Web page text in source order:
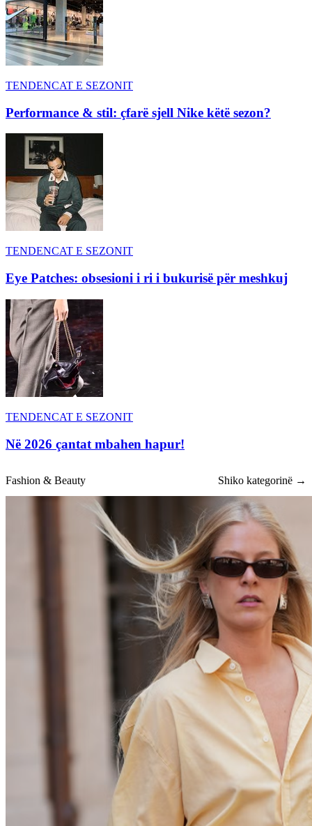
TENDENCAT E SEZONIT
Performance & stil: çfarë sjell Nike këtë sezon?
TENDENCAT E SEZONIT
Eye Patches: obsesioni i ri i bukurisë për meshkuj
TENDENCAT E SEZONIT
Në 2026 çantat mbahen hapur!
Fashion & Beauty Shiko kategorinë →